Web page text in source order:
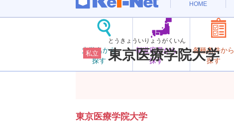
HOME
大学名から
探す
都道府県から
探す
各種条件から
探す
私立
とうきょういりょうがくいん
東京医療学院大学
東京医療学院大学